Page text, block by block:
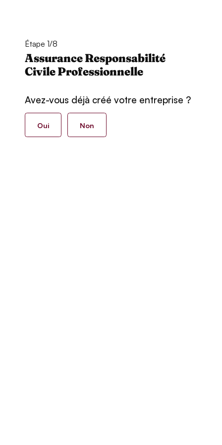
Étape 1/8
Assurance Responsabilité
Civile Professionnelle
Avez-vous déjà créé votre entreprise ?
Oui Non